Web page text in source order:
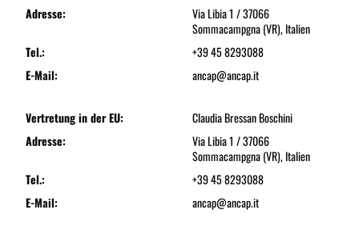
Adresse:
Via Libia 1 / 37066
Sommacampgna (VR), Italien
Tel.:
+39 45 8293088
E-Mail:
ancap@ancap.it
Vertretung in der EU:
Claudia Bressan Boschini
Adresse:
Via Libia 1 / 37066
Sommacampgna (VR), Italien
Tel.:
+39 45 8293088
E-Mail:
ancap@ancap.it